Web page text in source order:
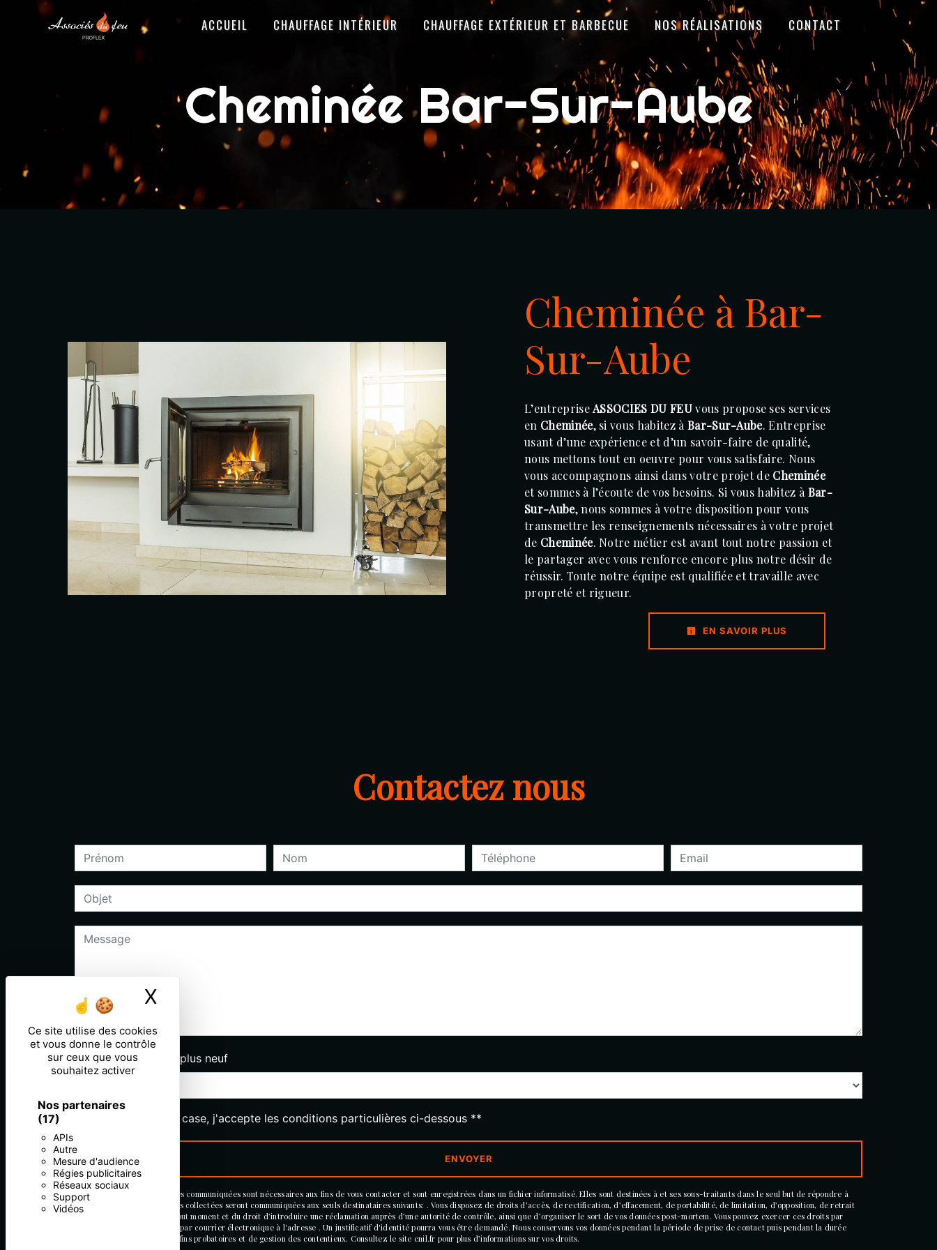
Panneau de gestion des cookies
Ce site utilise des cookies
et vous donne le contrôle
sur ceux que vous
souhaitez activer
Nos partenaires
(17)
APIs
Autre
Mesure d'audience
Régies publicitaires
Réseaux sociaux
Support
Vidéos
X
ACCUEIL CHAUFFAGE INTÉRIEUR CHAUFFAGE EXTÉRIEUR ET BARBECUE NOS RÉALISATIONS CONTACT
Cheminée Bar-Sur-Aube
Cheminée à Bar-
Sur-Aube
L’entrepriseASSOCIES DU FEUvous propose ses services
en Cheminée, si vous habitez à Bar-Sur-Aube. Entreprise
usant d’une expérience et d’un savoir-faire de qualité,
nous mettons tout en oeuvre pour vous satisfaire. Nous
vous accompagnons ainsi dans votre projet de Cheminée
et sommes à l’écoute de vos besoins. Si vous habitez à Bar-
Sur-Aube, nous sommes à votre disposition pour vous
transmettre les renseignements nécessaires à votre projet
de Cheminée. Notre métier est avant tout notre passion et
le partager avec vous renforce encore plus notre désir de
réussir. Toute notre équipe est qualifiée et travaille avec
propreté et rigueur.
EN SAVOIR PLUS
Contactez nous
Combien font deux plus neuf
En cochant cette case, j'accepte les conditions particulières ci-dessous **
ENVOYER
** Les données personnelles communiquées sont nécessaires aux fins de vous contacter et sont enregistrées dans un fichier informatisé. Elles sont destinées à et ses sous-traitants dans le seul but de répondre à
votre message. Les données collectées seront communiquées aux seuls destinataires suivants: . Vous disposez de droits d’accès, de rectification, d’effacement, de portabilité, de limitation, d’opposition, de retrait
de votre consentement à tout moment et du droit d’introduire une réclamation auprès d’une autorité de contrôle, ainsi que d’organiser le sort de vos données post-mortem. Vous pouvez exercer ces droits par
voie postale à l'adresse ou par courrier électronique à l'adresse . Un justificatif d'identité pourra vous être demandé. Nous conservons vos données pendant la période de prise de contact puis pendant la durée
de prescription légale aux fins probatoires et de gestion des contentieux. Consultez le site cnil.fr pour plus d’informations sur vos droits.